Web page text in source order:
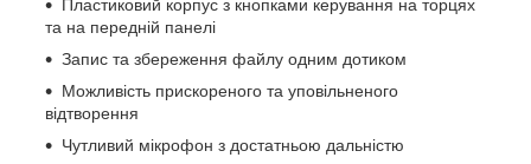
Пластиковий корпус з кнопками керування на торцях
та на передній панелі
Запис та збереження файлу одним дотиком
Можливість прискореного та уповільненого
відтворення
Чутливий мікрофон з достатньою дальністю